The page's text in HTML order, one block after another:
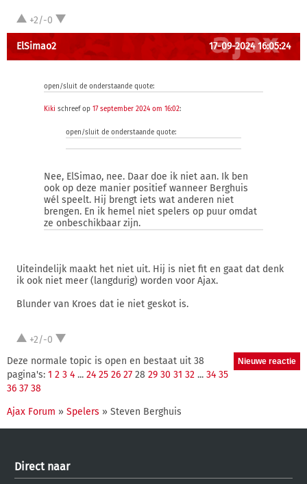
+2/-0
ElSimao2 17-09-2024 16:05:24
open/sluit de onderstaande quote:
Kiki schreef op 17 september 2024 om 16:02:
open/sluit de onderstaande quote:
Nee, ElSimao, nee. Daar doe ik niet aan. Ik ben
ook op deze manier positief wanneer Berghuis
wél speelt. Hij brengt iets wat anderen niet
brengen. En ik hemel niet spelers op puur omdat
ze onbeschikbaar zijn.
Uiteindelijk maakt het niet uit. Hij is niet fit en gaat dat denk
ik ook niet meer (langdurig) worden voor Ajax.
Blunder van Kroes dat ie niet geskot is.
+2/-0
Deze normale topic is open en bestaat uit 38
pagina's: 1 2 3 4 ... 24 25 26 27 28 29 30 31 32 ... 34 35
36 37 38
Ajax Forum » Spelers » Steven Berghuis
Direct naar